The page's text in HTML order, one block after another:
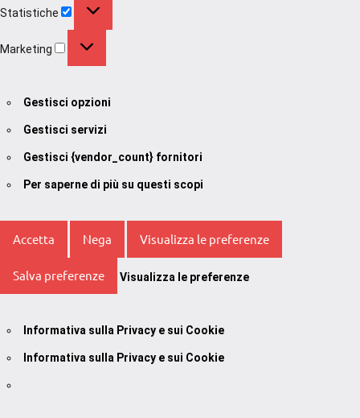
Statistiche
Marketing
Gestisci opzioni
Gestisci servizi
Gestisci {vendor_count} fornitori
Per saperne di più su questi scopi
Accetta Nega Visualizza le preferenze
Salva preferenze Visualizza le preferenze
Informativa sulla Privacy e sui Cookie
Informativa sulla Privacy e sui Cookie